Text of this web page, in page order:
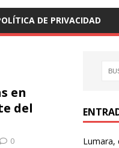
DE PRIVACIDAD
en
del
0
Lumara,